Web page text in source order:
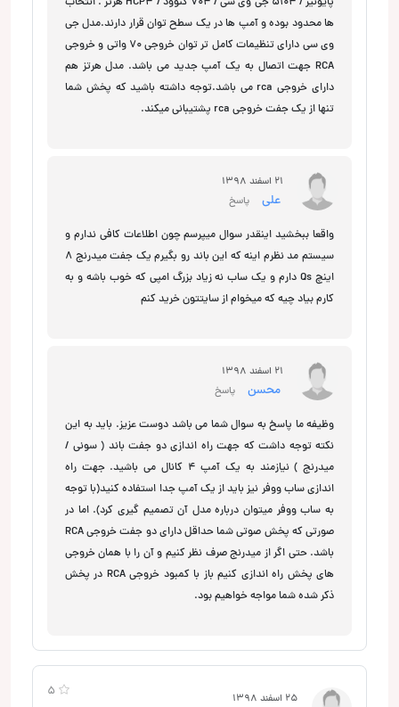
ها محدود بوده و آمپ ها در یک سطح توان قرار دارند.مدل جی
وی سی دارای تنظیمات کامل تر توان خروجی 70 واتی و خروجی
RCA جهت اتصال به یک آمپ جدید می باشد. مدل هرتز هم
دارای خروجی rca می باشد.توجه داشته باشید که پخش شما
تنها از یک جفت خروجی rca پشتیبانی میکند.
21 اسفند 1398
علی پاسخ
واقعا ببخشید اینقدر سوال میپرسم چون اطلاعات کافی ندارم و
سیستم مد نظرم اینه که این باند رو بگیرم یک جفت میدرنج ۸
اینچ Qs دارم و یک ساب نه زیاد بزرگ امپی که خوب باشه و به
کارم بیاد چیه که میخوام از سایتتون خرید کنم
21 اسفند 1398
محسن پاسخ
وظیفه ما پاسخ به سوال شما می باشد دوست عزیز. باید به این
نکته توجه داشت که جهت راه اندازی دو جفت باند ( سونی /
میدرنج ) نیازمند به یک آمپ 4 کانال می باشید. جهت راه
اندازی ساب ووفر نیز باید از یک آمپ جدا استفاده کنید(با توجه
به ساب ووفر میتوان درباره مدل آن تصمیم گیری کرد). اما در
صورتی که پخش صوتی شما حداقل دارای دو جفت خروجی RCA
باشد. حتی اگر از میدرنج صرف نظر کنیم و آن را با همان خروجی
های پخش راه اندازی کنیم باز با کمبود خروجی RCA در پخش
ذکر شده شما مواجه خواهیم بود.
5 25 اسفند 1398